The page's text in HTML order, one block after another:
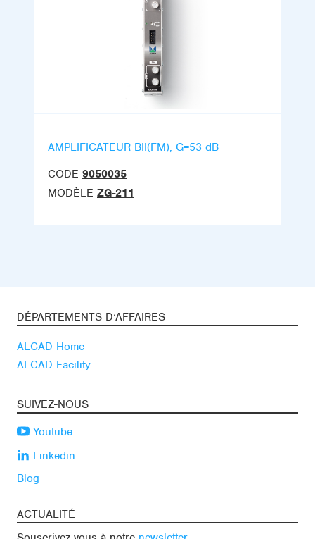
AMPLIFICATEUR BII(FM), G=53 dB
CODE 9050035
MODÈLE ZG-211
DÉPARTEMENTS D’AFFAIRES
ALCAD Home
ALCAD Facility
SUIVEZ-NOUS
Youtube
Linkedin
Blog
ACTUALITÉ